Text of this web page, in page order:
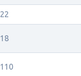
22
18
110